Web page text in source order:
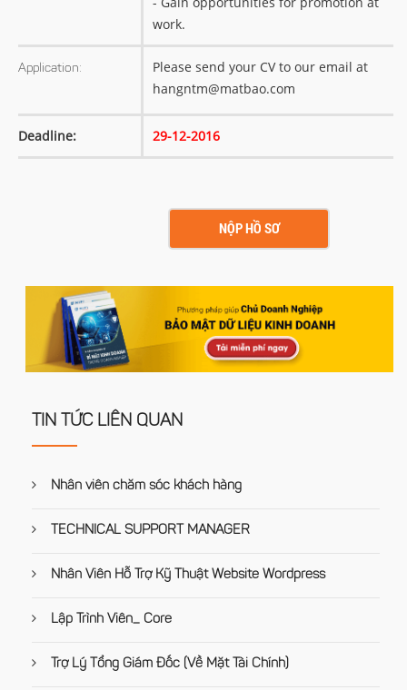
work.
Application:
Please send your CV to our email at
hangntm@matbao.com
Deadline: 29-12-2016
NỘP HỒ SƠ
TIN TỨC LIÊN QUAN
Nhân viên chăm sóc khách hàng
TECHNICAL SUPPORT MANAGER
Nhân Viên Hỗ Trợ Kỹ Thuật Website Wordpress
Lập Trình Viên_ Core
Trợ Lý Tổng Giám Đốc (Về Mặt Tài Chính)